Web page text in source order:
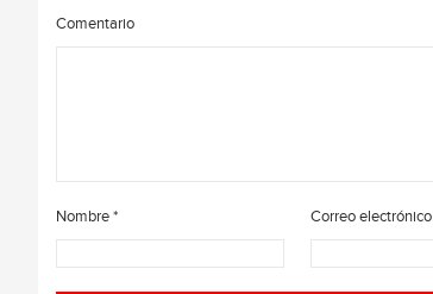
Comentario
Nombre* Correo electrónico